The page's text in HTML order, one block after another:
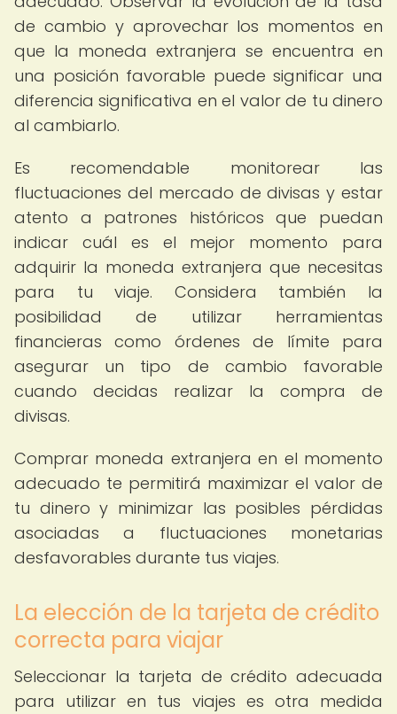
de cambio y aprovechar los momentos en
que la moneda extranjera se encuentra en
una posición favorable puede significar una
diferencia significativa en el valor de tu dinero
al cambiarlo.
Es recomendable monitorear las
fluctuaciones del mercado de divisas y estar
atento a patrones históricos que puedan
indicar cuál es el mejor momento para
adquirir la moneda extranjera que necesitas
para tu viaje. Considera también la
posibilidad de utilizar herramientas
financieras como órdenes de límite para
asegurar un tipo de cambio favorable
cuando decidas realizar la compra de
divisas.
Comprar moneda extranjera en el momento
adecuado te permitirá maximizar el valor de
tu dinero y minimizar las posibles pérdidas
asociadas a fluctuaciones monetarias
desfavorables durante tus viajes.
La elección de la tarjeta de crédito
correcta para viajar
Seleccionar la tarjeta de crédito adecuada
para utilizar en tus viajes es otra medida